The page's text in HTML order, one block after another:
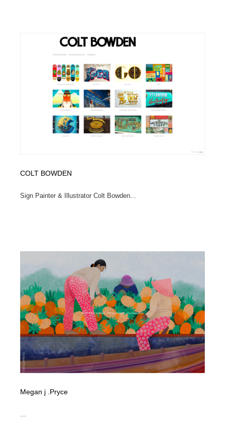
COLT BOWDEN
Sign Painter & Illustrator Colt Bowden...
Megan j .Pryce